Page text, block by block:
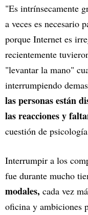
"Es intrínsecamente
a veces es necesario
porque Internet es
recientemente
"levantar la mano"
interrumpiendo
las personas están
las reacciones y
cuestión de
Interrumpir a los
fue durante mucho
modales, cada vez
oficina y ambiciones